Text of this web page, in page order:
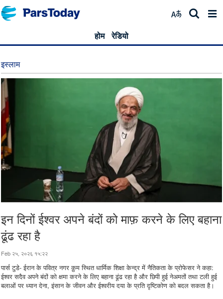
होम रेडियो
इस्लाम
इन दिनों ईश्वर अपने बंदों को माफ़ करने के लिए बहाना
ढूंढ रहा है
Feb २५, २०२६ १५:२२
पार्स टुडे- ईरान के पवित्र नगर क़ुम स्थित धार्मिक शिक्षा केन्द्र में नैतिकता के प्रोफेसर ने कहा:
ईश्वर सदैव अपने बंदों को क्षमा करने के लिए बहाना ढूंढ रहा है और छिपी हुई नेअमतों तथा टली हुई
बलाओं पर ध्यान देना, इंसान के जीवन और ईश्वरीय दया के प्रति दृष्टिकोण को बदल सकता है।